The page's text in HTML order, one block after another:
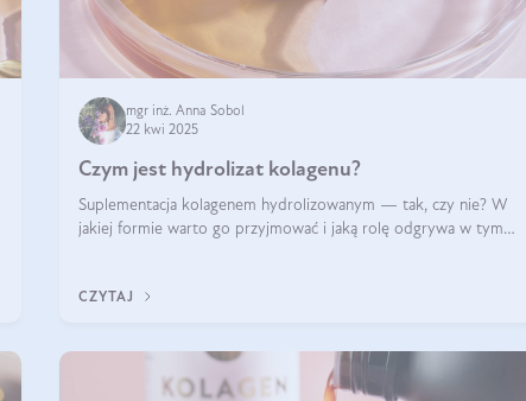
mgr inż. Anna Sobol
22 kwi 2025
Czym jest hydrolizat kolagenu?
Suplementacja kolagenem hydrolizowanym — tak, czy nie? W
jakiej formie warto go przyjmować i jaką rolę odgrywa w tym
CZYTAJ